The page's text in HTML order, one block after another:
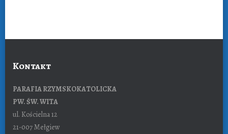
Kontakt
PARAFIA RZYMSKOKATOLICKA
PW. ŚW. WITA
ul. Kościelna 12
21-007 Mełgiew